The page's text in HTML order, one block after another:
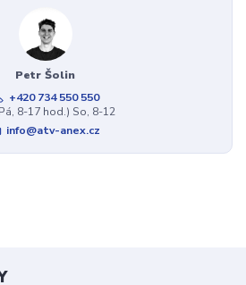
Petr Šolin
+420 734 550 550
8-17 hod.) So, 8-12
info@atv-anex.cz